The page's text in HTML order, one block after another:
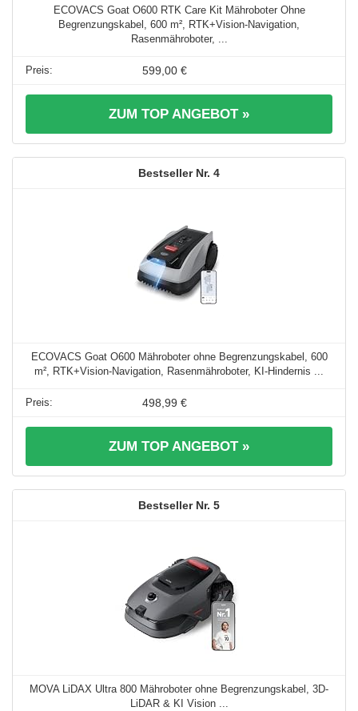
ECOVACS Goat O600 RTK Care Kit Mähroboter Ohne
Begrenzungskabel, 600 m², RTK+Vision-Navigation,
Rasenmähroboter, ...
599,00 €
ZUM TOP ANGEBOT »
4
ECOVACS Goat O600 Mähroboter ohne Begrenzungskabel, 600
m², RTK+Vision-Navigation, Rasenmähroboter, KI-Hindernis ...
498,99 €
ZUM TOP ANGEBOT »
5
MOVA LiDAX Ultra 800 Mähroboter ohne Begrenzungskabel, 3D-
LiDAR & KI Vision ...